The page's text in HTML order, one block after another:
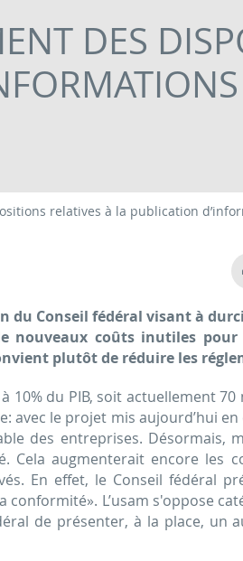
DES
relatives à la publication
du Conseil fédéral visant à
coûts inutiles pour
plutôt de réduire les
10% du PIB, soit actuellement
avec le projet mis aujourd’hui
des entreprises. Désormais,
augmenterait encore les
En effet, le Conseil fédéral
L’usam s'oppose
de présenter, à la place, un